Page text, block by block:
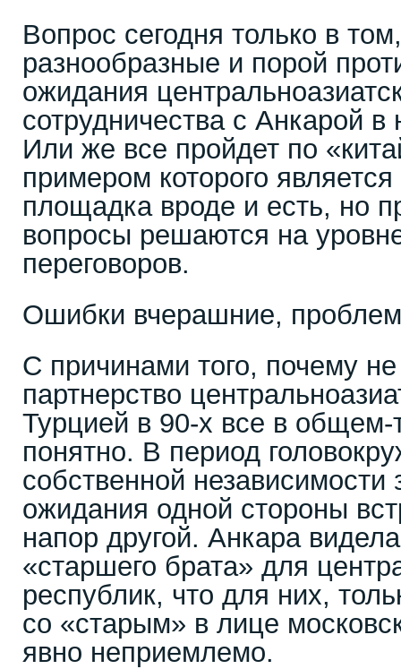
Вопрос сегодня только в
разнообразные и порой
ожидания
сотрудничества с Анкарой
Или же все пройдет по
примером которого является
площадка вроде и есть, но
вопросы решаются на
переговоров.
Ошибки вчерашние,
С причинами того, почему
партнерство
Турцией в 90-х все в общем-
понятно. В период
собственной
ожидания одной стороны
напор другой. Анкара
«старшего брата» для
республик, что для них,
со «старым» в лице
явно неприемлемо.